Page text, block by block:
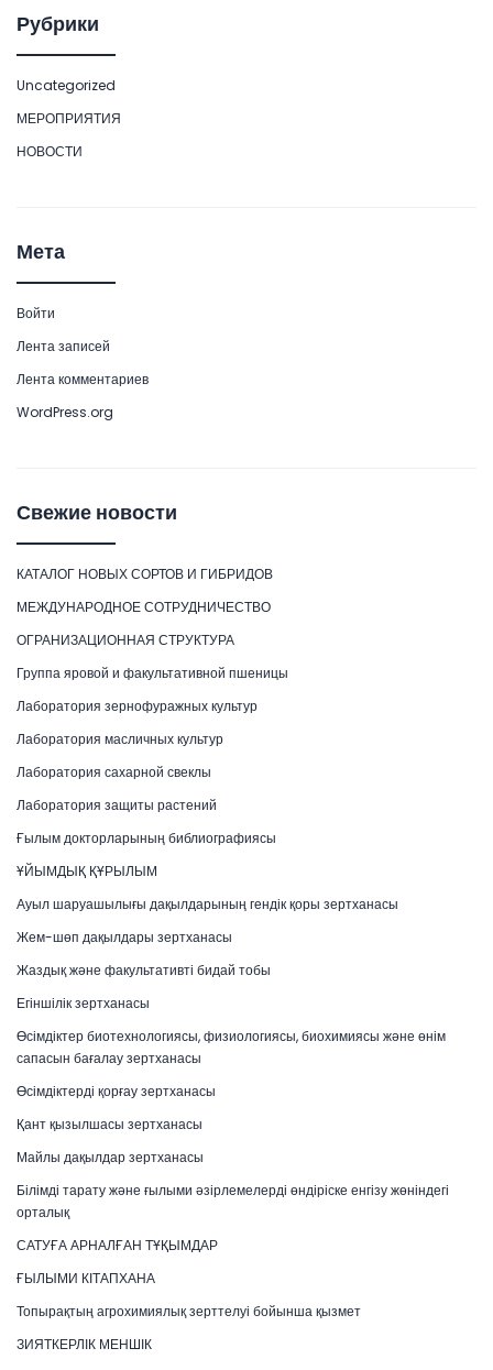
Рубрики
Uncategorized
МЕРОПРИЯТИЯ
НОВОСТИ
Мета
Войти
Лента записей
Лента комментариев
WordPress.org
Свежие новости
КАТАЛОГ НОВЫХ СОРТОВ И ГИБРИДОВ
МЕЖДУНАРОДНОЕ СОТРУДНИЧЕСТВО
ОГРАНИЗАЦИОННАЯ СТРУКТУРА
Группа яровой и факультативной пшеницы
Лаборатория зернофуражных культур
Лаборатория масличных культур
Лаборатория сахарной свеклы
Лаборатория защиты растений
Ғылым докторларының библиографиясы
ҰЙЫМДЫҚ ҚҰРЫЛЫМ
Ауыл шаруашылығы дақылдарының гендік қоры зертханасы
Жем-шөп дақылдары зертханасы
Жаздық және факультативті бидай тобы
Егіншілік зертханасы
Өсімдіктер биотехнологиясы, физиологиясы, биохимиясы және өнім
сапасын бағалау зертханасы
Өсімдіктерді қорғау зертханасы
Қант қызылшасы зертханасы
Майлы дақылдар зертханасы
Білімді тарату және ғылыми әзірлемелерді өндіріске енгізу жөніндегі
орталық
САТУҒА АРНАЛҒАН ТҰҚЫМДАР
ҒЫЛЫМИ КІТАПХАНА
Топырақтың агрохимиялық зерттелуі бойынша қызмет
ЗИЯТКЕРЛІК МЕНШІК